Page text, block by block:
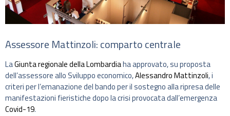
Assessore Mattinzoli: comparto centrale
LaGiunta regionale della Lombardiaha approvato, su proposta
dell’assessore allo Sviluppo economico,Alessandro Mattinzoli, i
criteri per l’emanazione del bando per il sostegno alla ripresa delle
manifestazioni fieristiche dopo la crisi provocata dall’emergenza
Covid-19.